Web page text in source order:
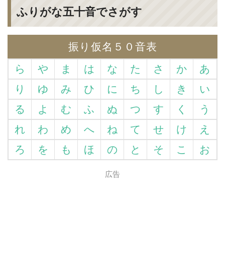
ふりがな五十音でさがす
振り仮名５０音表
ら
や ま は な た さ か
あ
り
ゆ み ひ に ち し き
い
る
よ む ふ ぬ つ す く
う
れ
わ め へ ね て せ け
え
ろ
を も ほ の と そ こ お
広告